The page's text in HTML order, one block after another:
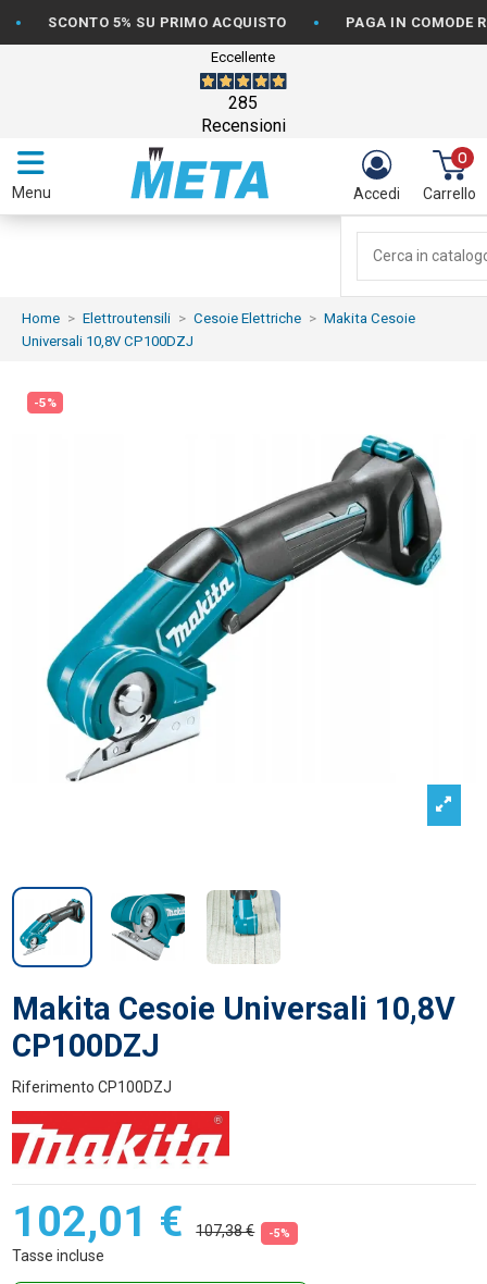
SCONTO 5% SU PRIMO ACQUISTO • PAGA IN COMODE
Eccellente
285
Recensioni
Menu Accedi
0
Carrello
Home Elettroutensili Cesoie Elettriche
Makita Cesoie
Universali 10,8V CP100DZJ
-5%
Makita Cesoie Universali 10,8V
CP100DZJ
Riferimento CP100DZJ
102,01 € 107,38 € -5%
Tasse incluse